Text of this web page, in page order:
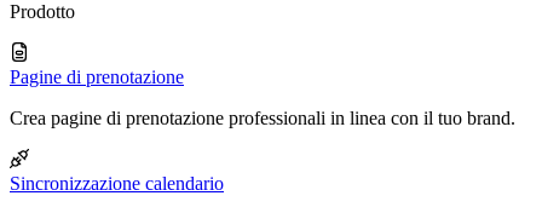
Prodotto
Pagine di prenotazione
Crea pagine di prenotazione professionali in linea con il tuo brand.
Sincronizzazione calendario